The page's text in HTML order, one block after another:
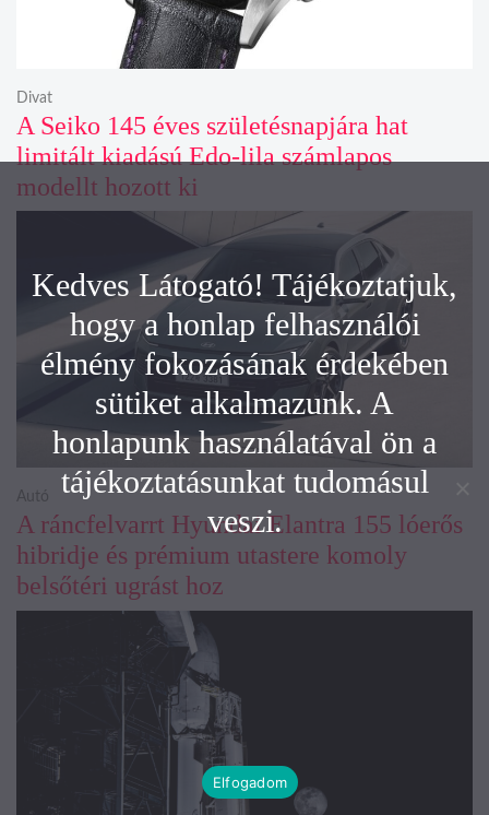
A Seiko 145 éves születésnapjára hat
limitált kiadású Edo-lila számlapos
modellt hozott ki
Divat
A ráncfelvarrt Hyundai Elantra 155 lóerős
hibridje és prémium utastere komoly
belsőtéri ugrást hoz
Autó
Kedves Látogató! Tájékoztatjuk,
hogy a honlap felhasználói
élmény fokozásának érdekében
sütiket alkalmazunk. A
honlapunk használatával ön a
tájékoztatásunkat tudomásul
veszi.
Elfogadom